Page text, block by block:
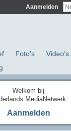
Aanmelden
Foto's
Video's
Welkom bij
MediaNetwerk
Aanmelden